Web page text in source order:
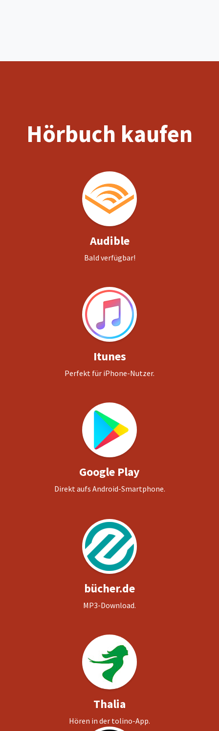
Hörbuch kaufen
Audible
Bald verfügbar!
Itunes
Perfekt für iPhone-Nutzer.
Google Play
Direkt aufs Android-Smartphone.
bücher.de
MP3-Download.
Thalia
Hören in der tolino-App.